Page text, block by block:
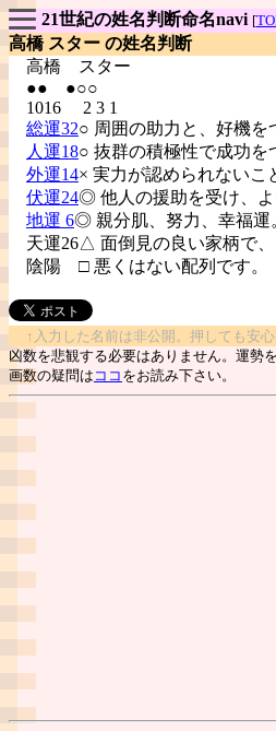
21世紀の姓名判断命名navi [
高橋 スター の姓名判断
高橋
スター
●● ●○○
1016 2 3 1
総運32○ 周囲の助力と、好機を
人運18○ 抜群の積極性で成功を
外運14× 実力が認められないこ
伏運24◎ 他人の援助を受け、よ
地運 6◎ 親分肌、努力、幸福運
天運26△ 面倒見の良い家柄で、
陰陽 □ 悪くはない配列です。
↑入力した名前は非公開。押しても安心
凶数を悲観する必要はありません。運勢
画数の疑問は ココ をお読み下さい。